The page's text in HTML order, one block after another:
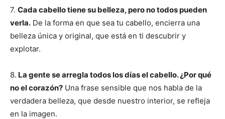
7. Cada cabello tiene su belleza, pero no todos pueden
verla. De la forma en que sea tu cabello, encierra una
belleza única y original, que está en ti descubrir y
explotar.
8. La gente se arregla todos los días el cabello. ¿Por qué
no el corazón? Una frase sensible que nos habla de la
verdadera belleza, que desde nuestro interior, se refleja
en la imagen.